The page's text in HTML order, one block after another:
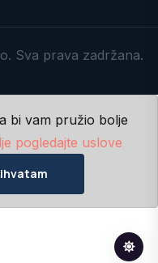
Sva prava zadržana.
bi vam pružio bolje
pogledajte uslove